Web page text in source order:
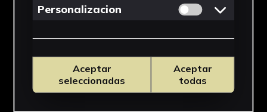
Personalizacion Permitir cookies
Aceptar
seleccionadas
Aceptar
todas